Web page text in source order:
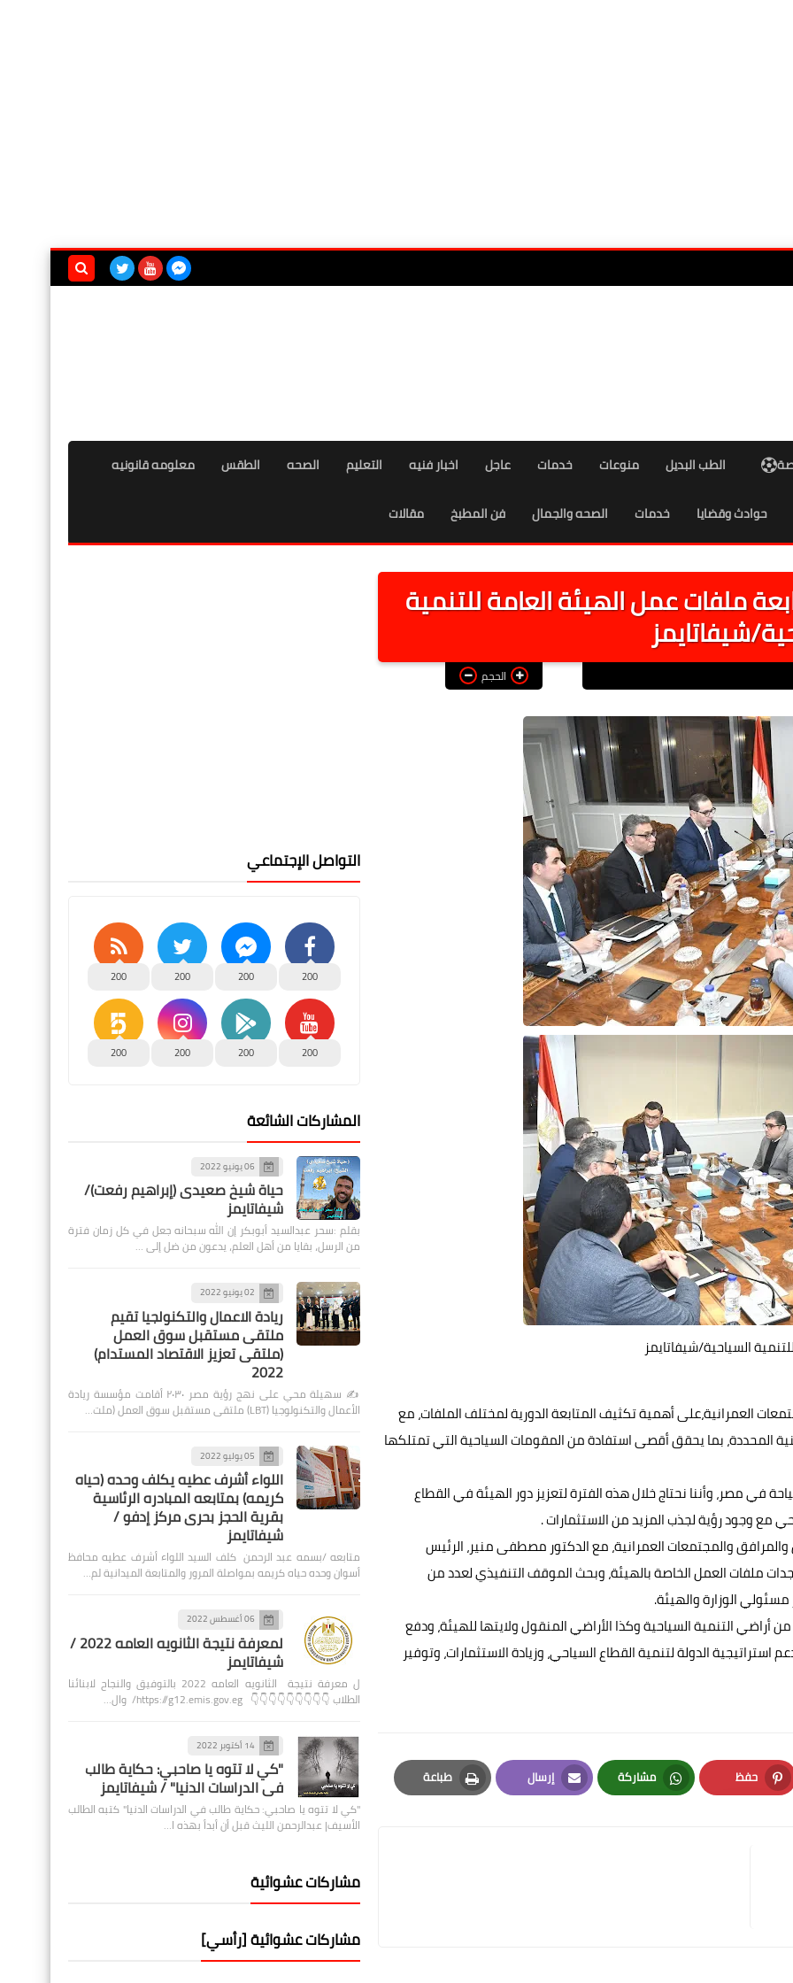
الطب البديل منوعات خدمات عاجل اخبار فنيه التعليم الصحه الطقس معلومه قانونيه
حوادث وقضايا خدمات الصحه والجمال فن المطبخ مقالات
ملفات عمل الهيئة العامة للتنمية
شيفاتايمز
الحجم
السياحية/شيفاتايمز
العمرانية،على أهمية تكثيف المتابعة الدورية لمختلف الملفات، مع
المحددة، بما يحقق أقصى استفادة من المقومات السياحية التي تمتلكها
في مصر، وأننا نحتاج خلال هذه الفترة لتعزيز دور الهيئة في القطاع
مع وجود رؤية لجذب المزيد من الاستثمارات .
والمجتمعات العمرانية، مع الدكتور مصطفى منير، الرئيس
ملفات العمل الخاصة بالهيئة، وبحث الموقف التنفيذي لعدد من
الوزارة والهيئة.
أراضي التنمية السياحية وكذا الأراضي المنقول ولايتها للهيئة، ودفع
الدولة لتنمية القطاع السياحي، وزيادة الاستثمارات، وتوفير
حفظ
Pinterest
مشاركة
Whatsapp
إرسال
Email
طباعة
Print
التواصل الإجتماعي
200
200
200
200
200
200
200
200
المشاركات الشائعة
06 يونيو 2022
حياة شيخ صعيدى (إبراهيم رفعت)/
شيفاتايمز
بقلم :سحر عبدالسيد أبوبكر إن الله سبحانه جعل في كل زمان فترة
من الرسل، بقايا من أهل العلم، يدعون من ضل إلى …
02 يونيو 2022
ريادة الاعمال والتكنولجيا تقيم
ملتقى مستقبل سوق العمل
(ملتقى تعزيز الاقتصاد المستدام)
2022
✍️ سهيلة محي على نهج رؤية مصر ٢٠٣٠ أقامت مؤسسة ريادة
الأعمال والتكنولوجيا (LBT) ملتقى مستقبل سوق العمل (ملت…
05 يوليو 2022
اللواء أشرف عطيه يكلف وحده (حياه
كريمه) بمتابعه المبادره الرئاسية
بقرية الحجز بحرى مركز إدفو /
شيفاتايمز
متابعه /بسمه عبد الرحمن كلف السيد اللواء أشرف عطيه محافظ
أسوان وحده حياه كريمه بمواصلة المرور والمتابعة الميدانية لم…
06 أغسطس 2022
لمعرفة نتيجة الثانويه العامه 2022 /
شيفاتايمز
ل معرفة نتيجة الثانويه العامه 2022 بالتوفيق والنجاح لابنائنا
الطلاب 👇👇👇👇👇👇👇👇👇 https://g12.emis.gov.eg/ وال…
14 أكتوبر 2022
"كي لا تتوه يا صاحبي: حكاية طالب
في الدراسات الدنيا" / شيفاتايمز
"كي لا تتوه يا صاحبي: حكاية طالب في الدراسات الدنيا" كتبه الطالب
الأسيف| عبدالرحمن الليث قبل أن أبدأ بهذه ا…
مشاركات عشوائية
مشاركات عشوائية [رأسي]